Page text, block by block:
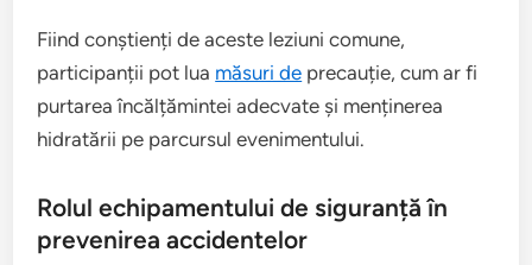
Fiind conștienți de aceste leziuni comune,
participanții pot lua măsuri de precauție, cum ar fi
purtarea încălțămintei adecvate și menținerea
hidratării pe parcursul evenimentului.
Rolul echipamentului de siguranță în
prevenirea accidentelor